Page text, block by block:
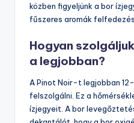
közben figyeljünk a bor
fűszeres aromák
Hogyan
a legjobban?
A Pinot Noir-t legjobban
felszolgálni. Ez a
ízjegyeit. A bor